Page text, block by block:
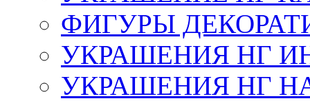
ФИГУРЫ
УКРАШЕНИЯ НГ
УКРАШЕНИЯ НГ